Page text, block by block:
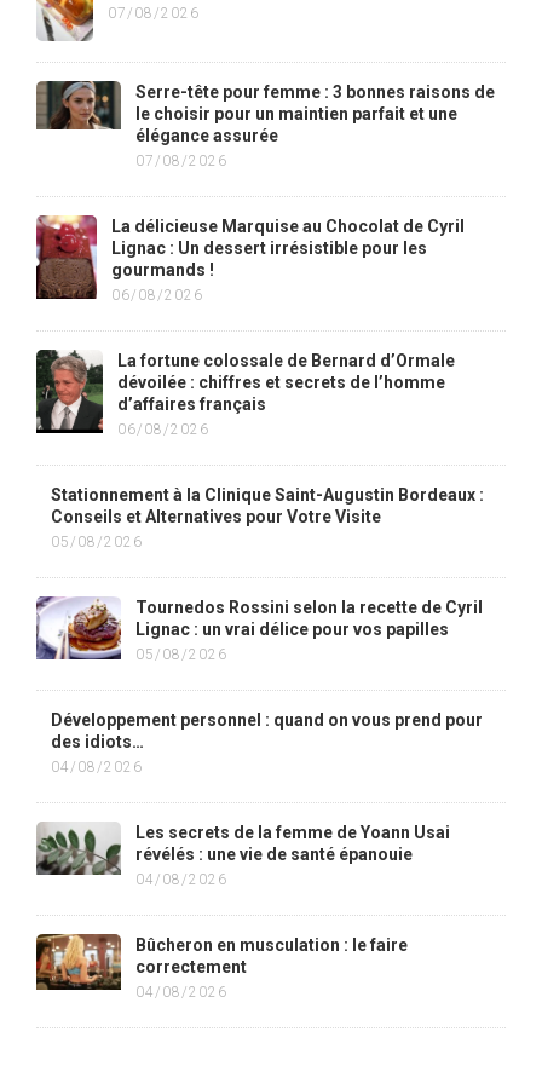
07/08/2026
Serre-tête pour femme : 3 bonnes raisons de
le choisir pour un maintien parfait et une
élégance assurée
07/08/2026
La délicieuse Marquise au Chocolat de Cyril
Lignac : Un dessert irrésistible pour les
gourmands !
06/08/2026
La fortune colossale de Bernard d’Ormale
dévoilée : chiffres et secrets de l’homme
d’affaires français
06/08/2026
Stationnement à la Clinique Saint-Augustin Bordeaux :
Conseils et Alternatives pour Votre Visite
05/08/2026
Tournedos Rossini selon la recette de Cyril
Lignac : un vrai délice pour vos papilles
05/08/2026
Développement personnel : quand on vous prend pour
des idiots…
04/08/2026
Les secrets de la femme de Yoann Usai
révélés : une vie de santé épanouie
04/08/2026
Bûcheron en musculation : le faire
correctement
04/08/2026